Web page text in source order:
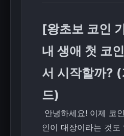
[왕초보 코인
내 생애 첫 코
서 시작할까? (
드)
안녕하세요! 이제 코
인이 대장이라는 것도